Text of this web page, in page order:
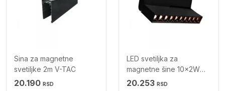
Sina za magnetne
svetiljke 2m V-TAC
20.190 RSD
LED svetiljka za
magnetne šine 10x2W
4000K V-TAC
20.253 RSD